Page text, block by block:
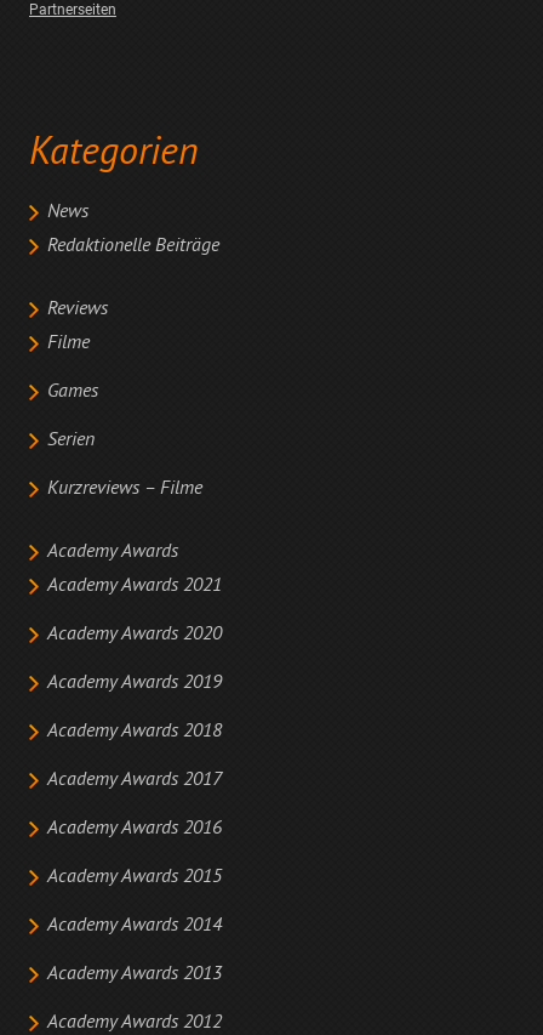
Partnerseiten
Kategorien
News
Redaktionelle Beiträge
Reviews
Filme
Games
Serien
Kurzreviews – Filme
Academy Awards
Academy Awards 2021
Academy Awards 2020
Academy Awards 2019
Academy Awards 2018
Academy Awards 2017
Academy Awards 2016
Academy Awards 2015
Academy Awards 2014
Academy Awards 2013
Academy Awards 2012